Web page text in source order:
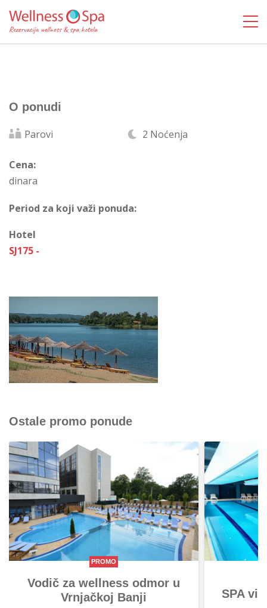
O ponudi
Parovi 2 Noćenja
Cena:
dinara
Period za koji važi ponuda:
Hotel
SJ175 -
Ostale promo ponude
PROMO
Vodič za wellness odmor u
Vrnjačkoj Banji
SPA